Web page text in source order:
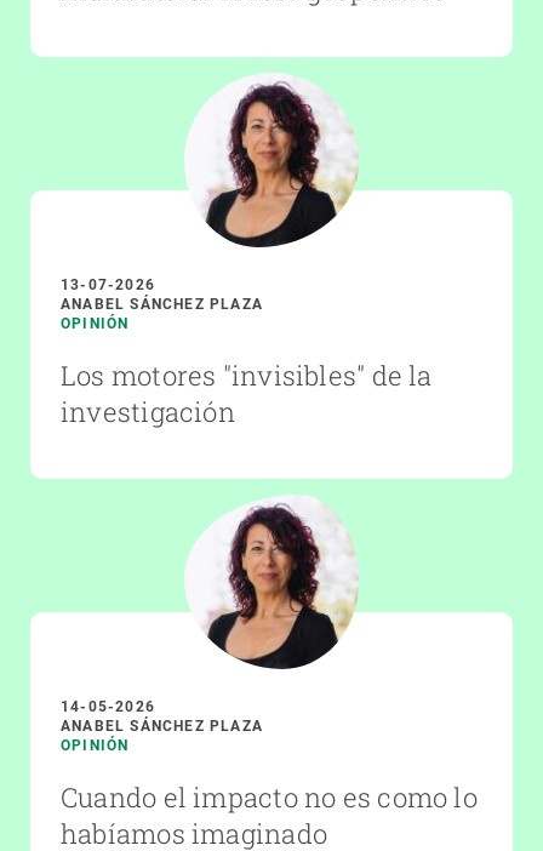
13-07-2026
ANABEL SÁNCHEZ PLAZA
OPINIÓN
Los motores "invisibles" de la
investigación
14-05-2026
ANABEL SÁNCHEZ PLAZA
OPINIÓN
Cuando el impacto no es como lo
habíamos imaginado